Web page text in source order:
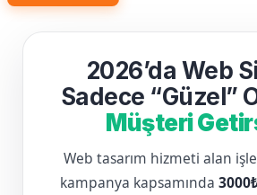
2026’da Web
Sadece “Güzel”
Müşteri
Web tasarım hizmeti alan
kampanya kapsamında